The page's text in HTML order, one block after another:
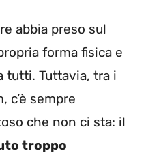
abbia preso sul
forma fisica e
tutti. Tuttavia, tra i
c’è sempre
che non ci sta: il
troppo